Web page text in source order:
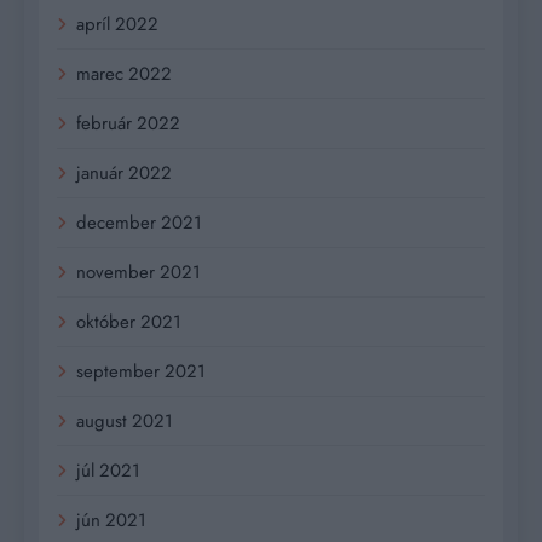
apríl 2022
marec 2022
február 2022
január 2022
december 2021
november 2021
október 2021
september 2021
august 2021
júl 2021
jún 2021